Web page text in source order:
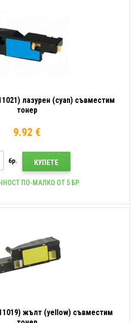
лазурен (cyan) съвместим
тонер
9.92 €
бр. КУПЕТЕ
ПО-МАЛКО ОТ 5 БР
жълт (yellow) съвместим